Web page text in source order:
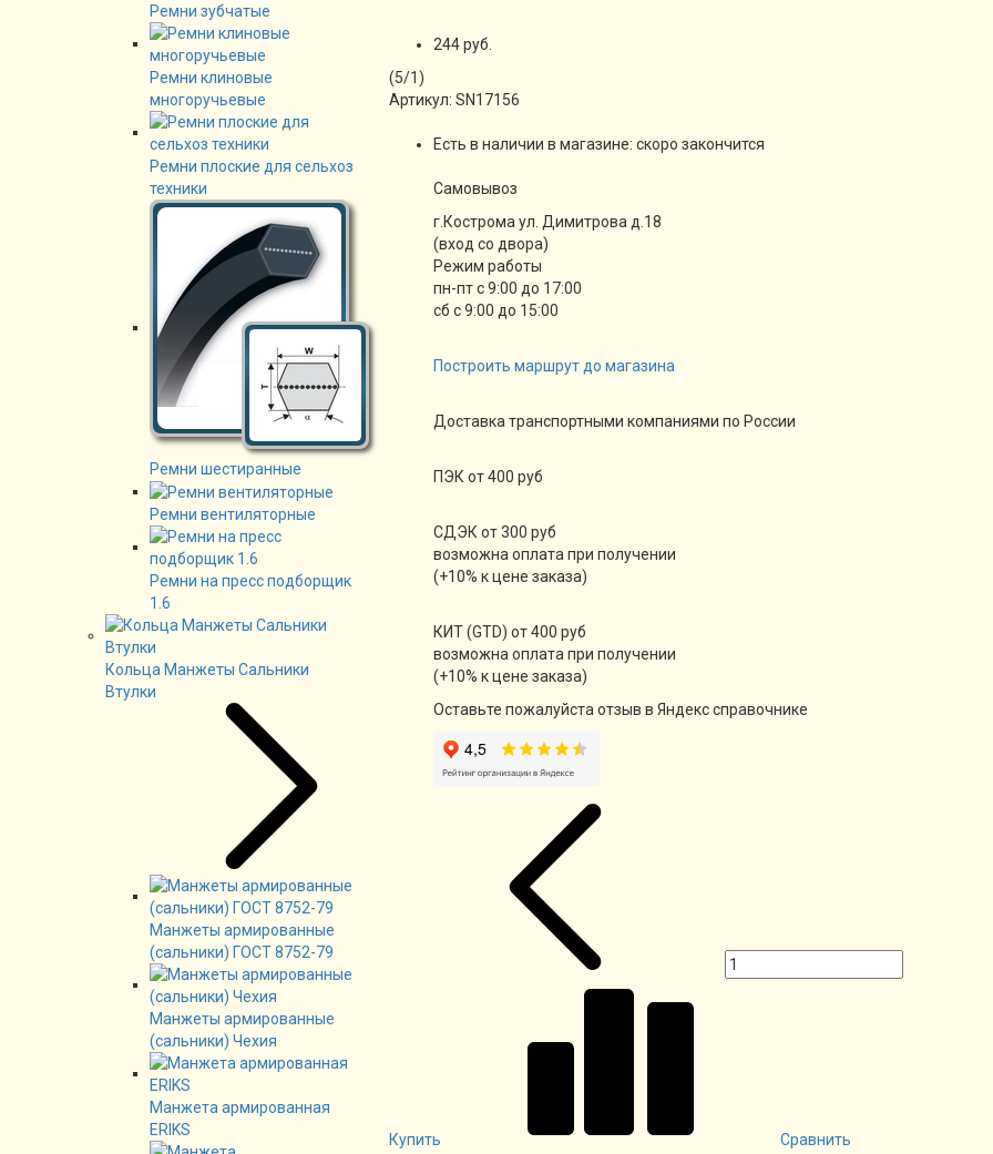
Ремни зубчатые
Ремни клиновые
многоручьевые
Ремни плоские для сельхоз
техники
Ремни шестиранные
Ремни вентиляторные
Ремни на пресс подборщик
1.6
Кольца Манжеты Сальники
Втулки
Манжеты армированные
(сальники) ГОСТ 8752-79
Манжеты армированные
(сальники) Чехия
Манжета армированная
ERIKS
244 руб.
(5/1)
Артикул: SN17156
Есть в наличии в магазине: скоро закончится
Cамовывоз
г.Кострома ул. Димитрова д.18
(вход со двора)
Режим работы
пн-пт с 9:00 до 17:00
сб с 9:00 до 15:00
Построить маршрут до магазина
Доставка транспортными компаниями по России
ПЭК от 400 руб
СДЭК от 300 руб
возможна оплата при получении
(+10% к цене заказа)
КИТ (GTD) от 400 руб
возможна оплата при получении
(+10% к цене заказа)
Оставьте пожалуйста отзыв в Яндекс справочнике
Купить
Сравнить